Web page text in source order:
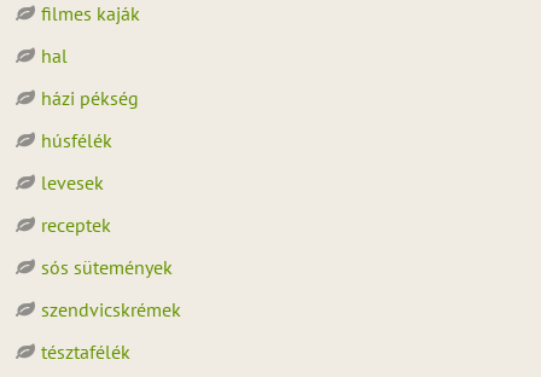
filmes kaják
hal
házi pékség
húsfélék
levesek
receptek
sós sütemények
szendvicskrémek
tésztafélék